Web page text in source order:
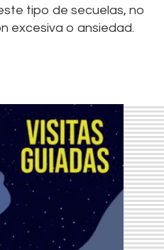
tipo de secuelas, no
excesiva o ansiedad.